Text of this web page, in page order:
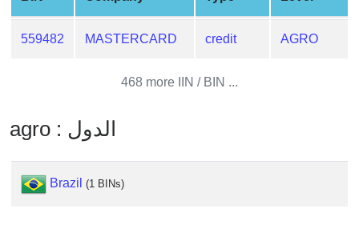
Validator
Credit
Credit
Card
Generator
Generate
559482 MASTERCARD credit AGRO
468 more IIN / BIN ...
agro : الدول
Brazil (1 BINs)